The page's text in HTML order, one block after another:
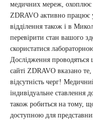
медичних мереж, охоплює
ZDRAVO активно працює
відділення також і в
перевірити стан вашого
скористатися
Дослідження
сайті ZDRAVO вказано
відсутність черг!
індивідуальне ставлення
також робиться на тому,
доступною для